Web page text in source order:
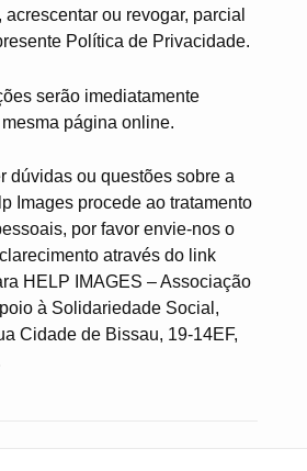
ou revogar, parcial
Política de Privacidade.
serão imediatamente
página online.
dúvidas ou questões sobre a
Images procede ao tratamento
por favor envie-nos o
através do link
HELP IMAGES – Associação
à Solidariedade Social,
Cidade de Bissau, 19-14EF,